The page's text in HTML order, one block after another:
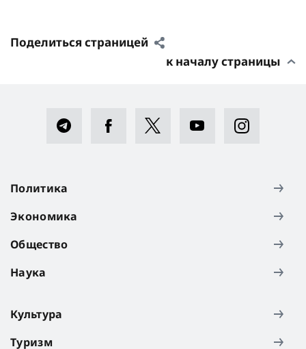
Поделиться страницей
к началу страницы
Политика
Экономика
Общество
Наука
Культура
Туризм